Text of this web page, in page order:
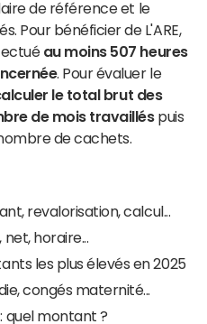
de référence et le
Pour bénéficier de L'ARE,
au moins 507 heures
. Pour évaluer le
le total brut des
de mois travailléspuis
de cachets.
revalorisation, calcul...
horaire...
les plus élevés en 2025
congés maternité...
quel montant ?